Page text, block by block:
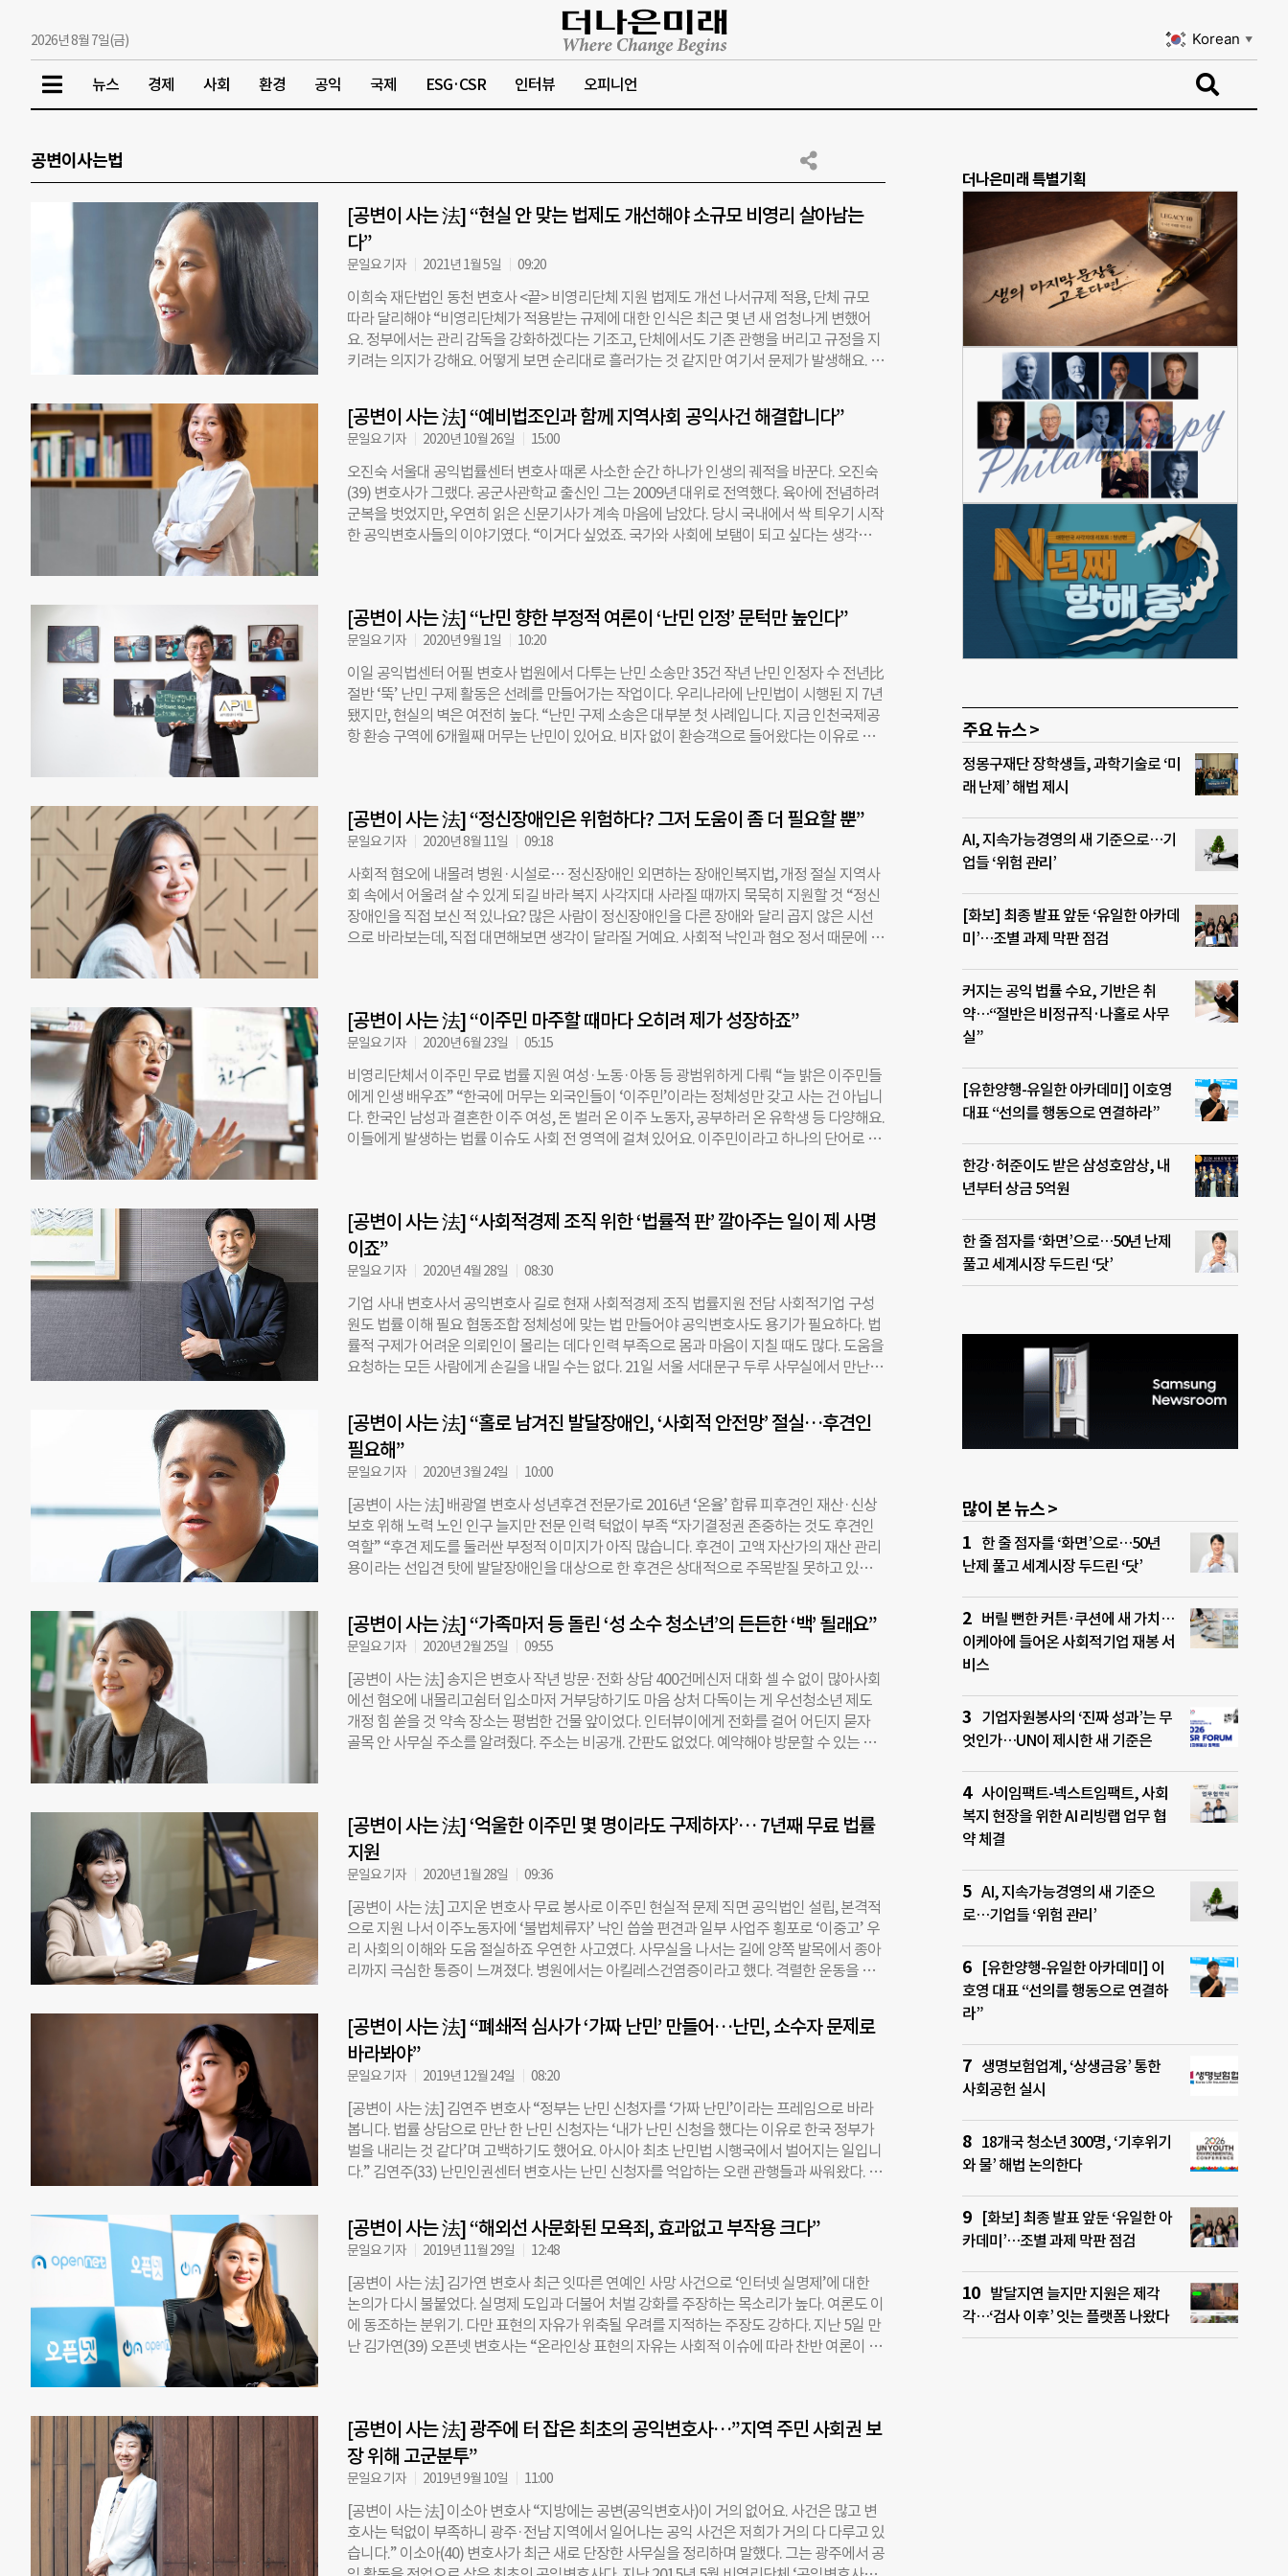
2026년 8월 7일(금) Korean ▼
뉴스 경제 사회 환경 공익 국제 ESG·CSR 인터뷰 오피니언
공변이사는법
[공변이 사는 法] “현실 안 맞는 법제도 개선해야 소규모 비영리 살아남는
다”
문일요 기자 2021년 1월 5일 09:20
이희숙 재단법인 동천 변호사 <끝> 비영리단체 지원 법제도 개선 나서규제 적용, 단체 규모
따라 달리해야 “비영리단체가 적용받는 규제에 대한 인식은 최근 몇 년 새 엄청나게 변했어
요. 정부에서는 관리 감독을 강화하겠다는 기조고, 단체에서도 기존 관행을 버리고 규정을 지
키려는 의지가 강해요. 어떻게 보면 순리대로 흘러가는 것 같지만 여기서 문제가 발생해요. 현
규제가 많아요. 현실에 맞지 않는 규제를 완화해 달라는 단체들의 요구가 거세지고, 감독기관
들도 책임 의식을 갖고 접점을 찾기 위해 노력하는 과도기에 있다고 할 수 있죠.” 이희숙(41)
재단법인 동천 변호사는 국내 비영리단체의 든든한 지원군이다. 지난 2015년 동천에 합류한
뒤, 비영리단체의 법률 지원과 교육, 법제도 개선 등을 도맡고 있다. 그는 “취지가 나쁜 규제는
없지만 규제가 일률적으로 적용되는 과정에서 발생하는 문제는 비영리단체의 생존을 위협한
다”고 했다. 대표적인 사례가 ‘특수관계인 가산세 부과’다. 현행 상속세 및 증여세법에 따르면,
공익법인이 출연자의 가족이나 친·인척 등 특수관계인을 직원으로 두는 경우 관련 지출 경비
족하다 보니 가족이 함께 일하는 경우가 꽤 많아요. 대부분 최저임금에도 못 미치는 활동비를
받으면서 단체를 겨우겨우 이끌어 나가는 단체들이죠. 그런 단체들에도 일률적으로 가산세
[공변이 사는 法] “예비법조인과 함께 지역사회 공익사건 해결합니다”
문일요 기자 2020년 10월 26일 15:00
오진숙 서울대 공익법률센터 변호사 때론 사소한 순간 하나가 인생의 궤적을 바꾼다. 오진숙
(39) 변호사가 그랬다. 공군사관학교 출신인 그는 2009년 대위로 전역했다. 육아에 전념하려
군복을 벗었지만, 우연히 읽은 신문기사가 계속 마음에 남았다. 당시 국내에서 싹 틔우기 시작
한 공익변호사들의 이야기였다. “이거다 싶었죠. 국가와 사회에 보탬이 되고 싶다는 생각으로
국내 최초로 공익 활동을 전담하는 법률센터를 학내에 개설했다. 오 변호사는 그보다 앞선 5
월에 합류해 예비법률가들을 위한 공익법무실습과 지역사회 법률구조 활동을 병행하고 있다
다. 프로보노 프로그램 운영도 맡았다. 직함은 지도변호사다. 전임교수는 변호사 활동 금지 규
정 탓에 사건을 수행할 수 없지만, 지도변호사에게는 그 길이 열려 있다. 그는 실제 사건을 맡
아 로스쿨 재학생들과 함께 수행한다. “대학병원에서 의과생들이 교수들과 함께 환자들을 가
까이서 보고 배우는 것처럼 로스쿨 학생들과 공익사건을 다뤄요. 학기 중에는 임상법학
(clinical law)이라는 수업을 개설해서 진행하고, 방학 때는 프로보노 프로그램으로 돌려요. 학
입니다.” 사건은 외부 조직과 공동으로 진행하는 경우가 많다. 공익법센터 어필을 비롯해 공
익사건을 많이 다루는 원곡법률사무소, 지역자활센터 등과 협업한다. 관악구청에 접수된 사
례를 넘겨받아 법률지원이 이뤄지기도 한다.
[공변이 사는 法] “난민 향한 부정적 여론이 ‘난민 인정’ 문턱만 높인다”
문일요 기자 2020년 9월 1일 10:20
이일 공익법센터 어필 변호사 법원에서 다투는 난민 소송만 35건 작년 난민 인정자 수 전년比
절반 ‘뚝’ 난민 구제 활동은 선례를 만들어가는 작업이다. 우리나라에 난민법이 시행된 지 7년
됐지만, 현실의 벽은 여전히 높다. “난민 구제 소송은 대부분 첫 사례입니다. 지금 인천국제공
항 환승 구역에 6개월째 머무는 난민이 있어요. 비자 없이 환승객으로 들어왔다는 이유로 법
만 35건이다. 최근에는 코로나19 재난지원금에서 난민 인정자들을 배제한 것에 대한 소송을
맡아 진행하고 있다. 그는 “전학 온 친구도 낯선 것처럼 난민을 낯설게 여길 수는 있지만, 계속
선 긋고 위험한 존재로 내모는 건 혐오”라고 했다. “지난해 난민으로 인정받은 사람은 42명입
니다. 법무부가 난민을 직접 데려오는 재정착 난민을 포함하면 79명이에요. 난민 심사관은 전
국에 90명 수준인데, 심사관 한 명이 1년에 한 건도 인정하지 않은 거죠. 난민 인정률로 따지
면 0.4% 수준인데, 난민법이 시행된 2013년만 해도 9.7%였습니다.” 법무부에 따르면 한국의
난민 인정자 수는 2016년 98명, 2017년 121명, 2018년 144명으로 해마다 조금씩 상승해오
하기도 했다”면서
[공변이 사는 法] “정신장애인은 위험하다? 그저 도움이 좀 더 필요할 뿐”
문일요 기자 2020년 8월 11일 09:18
사회적 혐오에 내몰려 병원·시설로… 정신장애인 외면하는 장애인복지법, 개정 절실 지역사
회 속에서 어울려 살 수 있게 되길 바라 복지 사각지대 사라질 때까지 묵묵히 지원할 것 “정신
장애인을 직접 보신 적 있나요? 많은 사람이 정신장애인을 다른 장애와 달리 곱지 않은 시선
으로 바라보는데, 직접 대면해보면 생각이 달라질 거예요. 사회적 낙인과 혐오 정서 때문에 지
손에 꼽는다. 그만큼 사안이 까다롭고 접근하기도 쉽지 않은 영역이다. 지난달 29일 서울 마
포구 서울복지재단에서 만난 김 변호사는 “모든 장애인이 복지와 의료의 경계에 있지만 유독
정신장애인만은 ‘병(病)’이라는 의료적 관점으로만 접근하는 경향이 강하다”며 “장애인복지
법상 장애인으로 규정하고 있지만, 복지 서비스를 전혀 받을 수 없는 것도 이 때문”이라고 했
다. “정신장애인이 위험하다는 건 편견” 정신장애는 장애인복지법에서 규정하는 15개 장애
유형 중 하나다. 망상이나 환각, 강박 증세 등으로 일상생활이나 사회생활에 어려움을 겪는 사
람들을 정신장애인이라고 부른다. 문제는 정신장애인에 대한 복지 서비스가 사실상 전혀 없
든요. 그런데 정신건강복지법에는 복지서비스를 제공하라는 법률만 있고 시행령이나 시행규
칙은 마련돼 있지 않아요. 허울뿐인 법이죠. 결국 장애인복지법, 정신건강복지법 어디에서도
도움받지 못합니다.” 실제 정신장애인
[공변이 사는 法] “이주민 마주할 때마다 오히려 제가 성장하죠”
문일요 기자 2020년 6월 23일 05:15
비영리단체서 이주민 무료 법률 지원 여성·노동·아동 등 광범위하게 다뤄 “늘 밝은 이주민들
에게 인생 배우죠” “한국에 머무는 외국인들이 ‘이주민’이라는 정체성만 갖고 사는 건 아닙니
다. 한국인 남성과 결혼한 이주 여성, 돈 벌러 온 이주 노동자, 공부하러 온 유학생 등 다양해요.
이들에게 발생하는 법률 이슈도 사회 전 영역에 걸쳐 있어요. 이주민이라고 하나의 단어로 묶
으면 뭐든 물어보라고 홍보한다”며 “늘 새로운 일이 들어와서 지겨울 틈이 없다”고 했다. 센
터를 찾는 이주민들의 가장 큰 고민은 체류 자격이다. 자녀가 있는 경우 이주 아동들의 교육
문제도 함께 걸려 있다. 법적으로 다투는 송사도 올해만 20건을 접수해 진행하고 있다. 이진
국’으로 불릴 만큼 중국 동포가 많이 사는 지역이다. “저희 센터로 중국 동포가 많이 찾아올 거
라고 생각하는데 그렇진 않아요. 몽골, 네팔, 파키스탄 등 정말 다양한 국적의 이주민들이 찾
아오세요. 대림역 9번 출구 바로 앞이라 나름 역세권이거든요. 교통이 편리한 건 둘째치고 상
담 오시는 분들에게 장소 안내할 때 편해요. ‘대림역’ 하면 다들 아십니다.” 이진혜 변호사가
[공변이 사는 法] “사회적경제 조직 위한 ‘법률적 판’ 깔아주는 일이 제 사명
이죠”
문일요 기자 2020년 4월 28일 08:30
기업 사내 변호사서 공익변호사 길로 현재 사회적경제 조직 법률지원 전담 사회적기업 구성
원도 법률 이해 필요 협동조합 정체성에 맞는 법 만들어야 공익변호사도 용기가 필요하다. 법
률적 구제가 어려운 의뢰인이 몰리는 데다 인력 부족으로 몸과 마음이 지칠 때도 많다. 도움을
요청하는 모든 사람에게 손길을 내밀 수는 없다. 21일 서울 서대문구 두루 사무실에서 만난
하다 사직서를 내고 지난 2015년 공익사단법인 두루에 합류했다. 법무법인 지평이 공익 법률
활동을 목적으로 두루를 설립한 이듬해다. 김 변호사는 “처음엔 하고 싶은 일을 신나게 하고
싶은 마음이 컸는데, 지금은 어떻게 하면 더 많은 사람을 도울 수 있을지 고민하고 있다”며 웃
었다. 구성원들 법률적 이해 있으면 비용·시간 줄일 수 있어 “두루 초창기에는 전문 분야랄 것
없이 영역을 넘나드는 일을 많이 했어요. 사내변으로는 절대 맡을 일 없었던 난민 사건을 수행
했을 때 공익변호사 일이 녹록지 않다는 생각이 들었죠. 종교적 박해를 피해 한국에 온 파키스
탄 사람들이었는데, 교회를 다닌다는 이유로 거리에서 구타를 당하고 그 일이 지역 일간지에
실리기도 했는데 난민 입증에 결국 실패했거든요. 난민 분야는 여전히 증명 책임의 문턱이 높
습니다.” 김 변호사는 몇 해간 다양한 공익 분야를 경험했고, 지금은 사회적경제 조직 법률 지
한데 묶이지만 조직의 성격을 따져보면 정말 다르고 발생하는 법률 이슈도 제각각”이라고 했
다.
[공변이 사는 法] “홀로 남겨진 발달장애인, ‘사회적 안전망’ 절실…후견인
필요해”
문일요 기자 2020년 3월 24일 10:00
[공변이 사는 法] 배광열 변호사 성년후견 전문가로 2016년 ‘온율’ 합류 피후견인 재산·신상
보호 위해 노력 노인 인구 늘지만 전문 인력 턱없이 부족 “자기결정권 존중하는 것도 후견인
역할” “후견 제도를 둘러싼 부정적 이미지가 아직 많습니다. 후견이 고액 자산가의 재산 관리
용이라는 선입견 탓에 발달장애인을 대상으로 한 후견은 상대적으로 주목받질 못하고 있어
게 남은 재산은 생존 문제로 직결되기 때문에 많고 적음을 떠나 반드시 보호해야 합니다.” 공
익사단법인 온율의 배광열(34) 변호사는 성년 후견 전문가다. 그는 보건복지부 발달장애인
공공후견 지원단과 한국치매협회 고령자치매후견센터에서 실무를 쌓고 지난 2016년에 온율
에 합류해 후견인이 필요한 발달장애인과 치매 노인의 후견 업무를 수행하고 있다. 피후견인
의 재산·신상 보호…자립 여건 조성하기도 후견인의 역할은 크게 재산 관리와 신상 보호 등
두 가지로 나뉜다. 발달장애인의 보호자가 사망하거나 독거노인이 치매에 걸려 판단 능력을
상실했을 때 이들의 재산과 신상을 보호하기 위해 후견인이 필요하다. 문제는 후견인으로 선
죽을 뻔한 사건입니다. 한 부모 가정이었는데 오빠는 구속되고 어머니는 사망한 거죠. 범죄 피
해자 구조금 1억원과 상속 재산을 보호해야 하는 상황이었죠.” 인천지검은 구조금을 지급하
면서 조건 두 가지를 달았다. 후견임
[공변이 사는 法] “가족마저 등 돌린 ‘성 소수 청소년’의 든든한 ‘백’ 될래요”
문일요 기자 2020년 2월 25일 09:55
[공변이 사는 法] 송지은 변호사 작년 방문·전화 상담 400건메신저 대화 셀 수 없이 많아사회
에선 혐오에 내몰리고쉼터 입소마저 거부당하기도 마음 상처 다독이는 게 우선청소년 제도
개정 힘 쏟을 것 약속 장소는 평범한 건물 앞이었다. 인터뷰이에게 전화를 걸어 어딘지 묻자
골목 안 사무실 주소를 알려줬다. 주소는 비공개. 간판도 없었다. 예약해야 방문할 수 있는 공
다”고 했다. 띵동의 문을 두드리는 청소년은 끊이지 않는다. 지난해에만 400건 넘는 방문·전
화 상담이 이뤄졌다. 온라인 메신저로 주고받는 상담 건수는 셀 수 없을 정도다. “가정 폭력이
생각보다 많아요. 부모가 자녀의 성 정체성을 받아들이지 못하면서 주로 발생해요. 대부분의
기도 하죠. 폭언과 폭력에 시달리는 아이도 많아요. 학교나 사회에서 겪는 차별과 혐오도 견디
기 어려운데, 믿고 사랑하는 가족마저 등을 돌리니 고통이 더 크죠.” 문제는 법적 대응이 필요
할 정도로 심각한 피해를 당해도 적극적으로 대응하지 않는다는 점이다. 송 변호사는 “성 소
수자라는 이유로 부모에게 폭행당해도 주변에 알리거나 경찰에 신고하려는 학생은 없다”며
사회적 냉대나 부모의 강압을 이겨내지 못한
[공변이 사는 法] ‘억울한 이주민 몇 명이라도 구제하자’… 7년째 무료 법률
지원
문일요 기자 2020년 1월 28일 09:36
[공변이 사는 法] 고지운 변호사 무료 봉사로 이주민 현실적 문제 직면 공익법인 설립, 본격적
으로 지원 나서 이주노동자에 ‘불법체류자’ 낙인 씁쓸 편견과 일부 사업주 횡포로 ‘이중고’ 우
리 사회의 이해와 도움 절실하죠 우연한 사고였다. 사무실을 나서는 길에 양쪽 발목에서 종아
리까지 극심한 통증이 느껴졌다. 병원에서는 아킬레스건염증이라고 했다. 격렬한 운동을 지
타나는 건 드물다”며 “몸을 혹사하지 말라”고 경고했다. 그렇게 생애 첫 휴가를 양발에 깁스
한 채 침대에서 보냈다. 사연의 주인공은 올해로 7년째 이주노동자에게 무료 소송을 지원하
는 고지운(42) 변호사다. 그는 이주민지원공익센터 ‘감사와동행’에서 대표변호사로 일하고
있다. 주 고객은 이주노동자, 가정폭력·성폭력 피해 이주여성, 이주아동 등이다. 평일과 휴일
구분 없이 동분서주하는 고 변호사를 지난 20일 서울 서초동 변호사교육문화관 사무실에서
만났다. 가정폭력·성폭력 피해 이주여성, 이주아동, 이주노동자가 주고객 “원래는 의료법 전
문 변호사가 되고 싶었어요. 그래서 로스쿨에서도 ‘생명윤리’를 전공했어요. 그런데 변호사가
되고 이주민 봉사단체에 참여하면서 인생 목표가 달라졌죠.” 고지운 변호사는 이주민을 대상
으로 무료 법률 상담을 시작한 2012년만 해도 이주민에게 큰 관심 없었다. 이주민들은 언어
이었어요. 법제도상으로 체계는 갖추고 있는데, 사각지대가 너무 많았어요. 법을 몰라서, 사람
에게 속아서, 공권력에 의해서 자칫 범법자가 될 사람이었어요. 외면할 수가 없더라고요.” 그
[공변이 사는 法] “폐쇄적 심사가 ‘가짜 난민’ 만들어…난민, 소수자 문제로
바라봐야”
문일요 기자 2019년 12월 24일 08:20
[공변이 사는 法] 김연주 변호사 “정부는 난민 신청자를 ‘가짜 난민’이라는 프레임으로 바라
봅니다. 법률 상담으로 만난 한 난민 신청자는 ‘내가 난민 신청을 했다는 이유로 한국 정부가
벌을 내리는 것 같다’며 고백하기도 했어요. 아시아 최초 난민법 시행국에서 벌어지는 일입니
다.” 김연주(33) 난민인권센터 변호사는 난민 신청자를 억압하는 오랜 관행들과 싸워왔다. 그
민을 보호하는 법과 제도가 마련됐지만, 정작 난민을 쫓아내는 불합리한 관행들은 사라지지
않았다. 올해로 7년째. 난민 분야 하나에만 집중해온 김연주 변호사는 최근 법조공익모임 나
우에서 선정하는 ‘2019 청년 공익변호사 대상’을 받기도 했다. 정부가 만들어 낸 ‘가짜 난민’
“난민 관련 제도의 문제점은 난민 신청자들의 증언으로 발견되는 게 많아요. 이를테면 난민
인정 사유가 명백해 보이는 케이스인데 심사조차 받지 못할 때가 있어요. 이유를 알아보면 법
무부 내부 지침이 바뀌었다는 답변만 돌아와요. 당사자들에게 명확히 설명해주는 것도 아니
고요. 내부 지침은 비공개를 원칙으로 하기 때문에 소송을 통해 구제할 수밖에 없어요. 그러니
신청서에 당사자가 직접 쓴 내용과 난민심사관이 작성한 면접 조서가 터무니없이 달랐다”며
“고국의 박해를 피해 한국을 찾았다고 말했지만, 면접 조서에는 ‘한국에서 일하기
[공변이 사는 法] “해외선 사문화된 모욕죄, 효과없고 부작용 크다”
문일요 기자 2019년 11월 29일 12:48
[공변이 사는 法] 김가연 변호사 최근 잇따른 연예인 사망 사건으로 ‘인터넷 실명제’에 대한
논의가 다시 불붙었다. 실명제 도입과 더불어 처벌 강화를 주장하는 목소리가 높다. 여론도 이
에 동조하는 분위기. 다만 표현의 자유가 위축될 우려를 지적하는 주장도 강하다. 지난 5일 만
난 김가연(39) 오픈넷 변호사는 “온라인상 표현의 자유는 사회적 이슈에 따라 찬반 여론이 극
는 공익변호사다. 표현의자유 억압하는 ‘모욕죄’ 폐지해야 “악성 댓글에 시달리던 유명 연예
인이 사망하면 오해 아닌 오해를 사게 됩니다. 악성 댓글이 이렇게 심각한데 그냥 두자는 거냐
고 비난받는 식이죠. 그런데 악플의 심각성과 이를 국가가 나서서 처벌하는 건 전혀 다른 문제
지가 크다는 이유에서다. 그는 “현행 모욕죄는 타인의 감정을 상하게 하면 걸리는 건데, 모욕
이라는 것 자체가 판단하기 어렵다”며 “명예훼손과 달리 욕먹어서 기분 나쁘다고 하면 모욕
이 적용될 가능성이 크다”고 했다. 모욕죄는 형법 311조에 명시돼 있다. 타인을 모욕한 자는 1
[공변이 사는 法] 광주에 터 잡은 최초의 공익변호사…”지역 주민 사회권 보
장 위해 고군분투”
문일요 기자 2019년 9월 10일 11:00
[공변이 사는 法] 이소아 변호사 “지방에는 공변(공익변호사)이 거의 없어요. 사건은 많고 변
호사는 턱없이 부족하니 광주·전남 지역에서 일어나는 공익 사건은 저희가 거의 다 다루고 있
습니다.” 이소아(40) 변호사가 최근 새로 단장한 사무실을 정리하며 말했다. 그는 광주에서 공
더나은미래 특별기획
주요 뉴스 >
정몽구재단 장학생들, 과학기술로 ‘미
래 난제’ 해법 제시
AI, 지속가능경영의 새 기준으로…기
업들 ‘위험 관리’
[화보] 최종 발표 앞둔 ‘유일한 아카데
미’…조별 과제 막판 점검
커지는 공익 법률 수요, 기반은 취
약…“절반은 비정규직·나홀로 사무
실”
[유한양행-유일한 아카데미] 이호영
대표 “선의를 행동으로 연결하라”
한강·허준이도 받은 삼성호암상, 내
년부터 상금 5억원
한 줄 점자를 ‘화면’으로…50년 난제
풀고 세계시장 두드린 ‘닷’
많이 본 뉴스 >
한 줄 점자를 ‘화면’으로…50년
난제 풀고 세계시장 두드린 ‘닷’
버릴 뻔한 커튼·쿠션에 새 가치…
이케아에 들어온 사회적기업 재봉 서
비스
기업자원봉사의 ‘진짜 성과’는 무
엇인가…UN이 제시한 새 기준은
사이임팩트-넥스트임팩트, 사회
복지 현장을 위한 AI 리빙랩 업무 협
약 체결
AI, 지속가능경영의 새 기준으
로…기업들 ‘위험 관리’
[유한양행-유일한 아카데미] 이
호영 대표 “선의를 행동으로 연결하
라”
생명보험업계, ‘상생금융’ 통한
사회공헌 실시
18개국 청소년 300명, ‘기후위기
와 물’ 해법 논의한다
[화보] 최종 발표 앞둔 ‘유일한 아
카데미’…조별 과제 막판 점검
발달지연 늘지만 지원은 제각
각…‘검사 이후’ 잇는 플랫폼 나왔다